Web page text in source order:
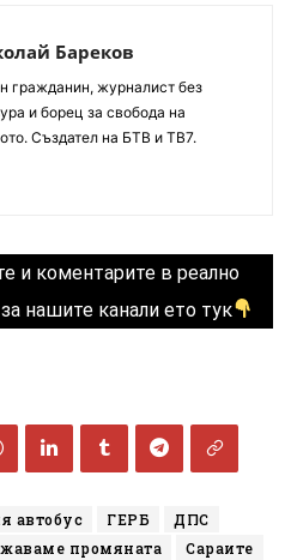
Бареков
гражданин, журналист без
и борец за свобода на
Създател на БТВ и ТВ7.
и коментарите в реално
нашите канали ето тук
автобус ГЕРБ
ДПС
промяната
Сараите